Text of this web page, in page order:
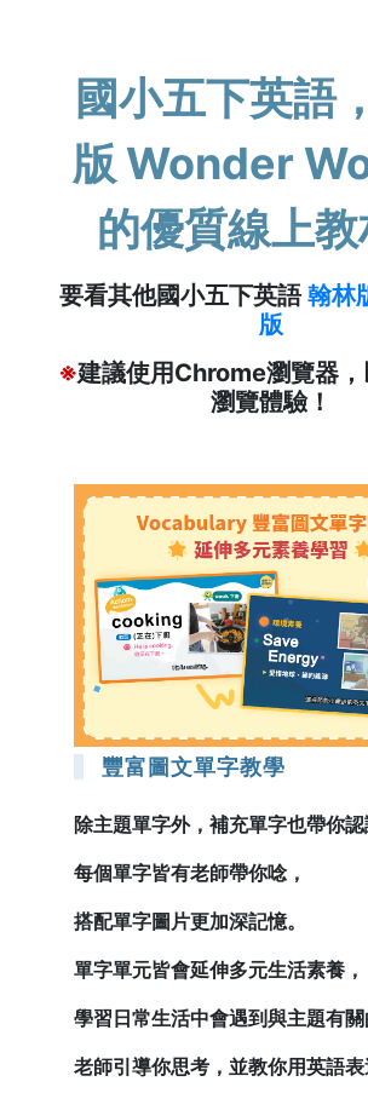
國小五下英語
版 Wonder
的優質線上教
要看其他國小五下英語翰林
版
※建議使用Chrome瀏覽器
瀏覽體驗！
豐富圖文單字教學
除主題單字外，補充單字也帶你認
每個單字皆有老師帶你唸，
搭配單字圖片更加深記憶。
單字單元皆會延伸多元生活素養，
學習日常生活中會遇到與主題有關
老師引導你思考，並教你用英語表